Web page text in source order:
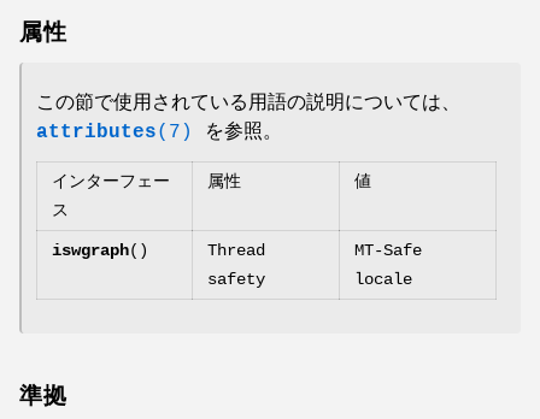
属性
この節で使用されている用語の説明については、
attributes(7) を参照。
インターフェー
ス
属性 値
iswgraph()
Thread
safety
MT-Safe
locale
準拠